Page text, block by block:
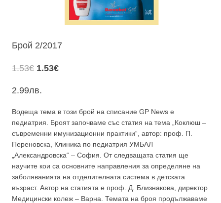
Брой 2/2017
1.53€ Original
was:
1.53€.
1.53€Текущата
1.53€.
2.99лв.
Водеща тема в този брой на списание GP News е
педиатрия. Броят започваме със статия на тема „Коклюш –
съвременни имунизационни практики“, автор: проф. П.
Переновска, Клиника по педиатрия УМБАЛ
„Александровска“ – София. От следващата статия ще
научите кои са основните направления за определяне на
заболяванията на отделителната система в детската
възраст. Автор на статията е проф. Д. Близнакова, директор
Медицински колеж – Варна. Темата на броя продължаваме